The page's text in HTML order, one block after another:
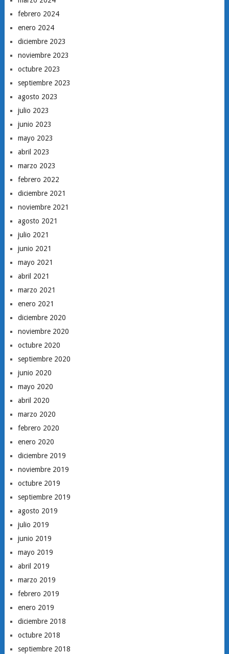
febrero 2024
enero 2024
diciembre 2023
noviembre 2023
octubre 2023
septiembre 2023
agosto 2023
julio 2023
junio 2023
mayo 2023
abril 2023
marzo 2023
febrero 2022
diciembre 2021
noviembre 2021
agosto 2021
julio 2021
junio 2021
mayo 2021
abril 2021
marzo 2021
enero 2021
diciembre 2020
noviembre 2020
octubre 2020
septiembre 2020
junio 2020
mayo 2020
abril 2020
marzo 2020
febrero 2020
enero 2020
diciembre 2019
noviembre 2019
octubre 2019
septiembre 2019
agosto 2019
julio 2019
junio 2019
mayo 2019
abril 2019
marzo 2019
febrero 2019
enero 2019
diciembre 2018
octubre 2018
septiembre 2018